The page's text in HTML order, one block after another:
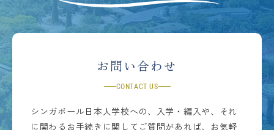
お問い合わせ
CONTACT US
シンガポール日本人学校への、入学・編入や、それ
に関わるお手続きに関してご質問があれば、お気軽